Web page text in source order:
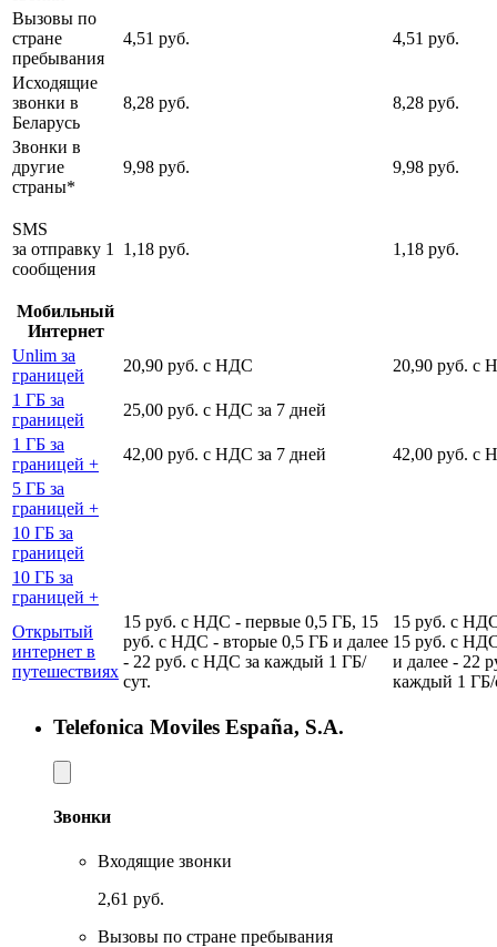
Вызовы по
стране
пребывания
4,51 руб. 4,51 руб.
Исходящие
звонки в
Беларусь
8,28 руб. 8,28 руб.
Звонки в
другие
страны*
9,98 руб. 9,98 руб.
SMS
за отправку 1
сообщения
1,18 руб. 1,18 руб.
Мобильный
Интернет
Unlim за
границей
20,90 руб. с НДС
20,90 руб. с
1 ГБ за
границей
25,00 руб. с НДС за 7 дней
1 ГБ за
границей +
42,00 руб. с НДС за 7 дней
42,00 руб. с
5 ГБ за
границей +
10 ГБ за
границей
10 ГБ за
границей +
Открытый
интернет в
путешествиях
15 руб. с НДС - первые 0,5 ГБ, 15
руб. с НДС - вторые 0,5 ГБ и далее
- 22 руб. с НДС за каждый 1 ГБ/
сут.
15 руб. с
15 руб. с
и далее - 22
каждый 1 ГБ/
Telefonica Moviles España, S.A.
Звонки
Входящие звонки
2,61 руб.
Вызовы по стране пребывания